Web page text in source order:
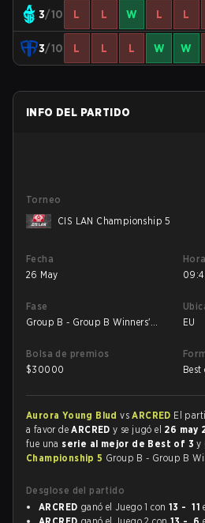
3/10 L L W L L
3/10 L L L W W
INFO DEL PARTIDO
Torneo
CIS LAN Championship 5
Fecha
26 May
Fase
Group B - Group B Winners'
EU
Bolsa de premios
$30000
Best
Aurora Young BludvsARCRED El
a favor deARCREDy se jugó el 26 may
fue una serie al mejor de Best of 3y
Championship 5 Group B - Group B
Desglose del partido
ARCRED ganó el Juego 1 con 13 - 11